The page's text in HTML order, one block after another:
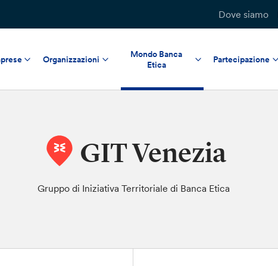
Dove siamo
Organizzazioni
Mondo Banca
Etica
Partecipazione
GIT Venezia
Gruppo di Iniziativa Territoriale di Banca Etica